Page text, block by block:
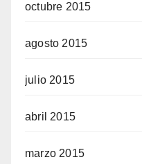
octubre 2015
agosto 2015
julio 2015
abril 2015
marzo 2015